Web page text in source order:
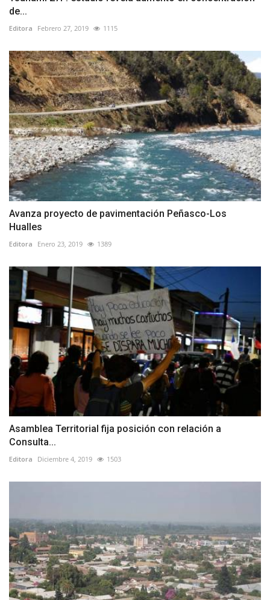
de...
Editora Febrero 27, 2019 1115
Avanza proyecto de pavimentación Peñasco-Los
Hualles
Editora Enero 23, 2019 1389
Asamblea Territorial fija posición con relación a
Consulta...
Editora Diciembre 4, 2019 1503